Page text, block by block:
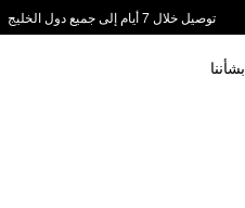
توصيل خلال 7 أيام إلى جميع دول الخليج
بشأننا